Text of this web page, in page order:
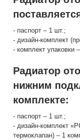
- паспорт – 1 шт.;
- дизайн-комплект
- комплект упаковки
Радиатор
нижним
комплекте:
- паспорт – 1 шт.;
- дизайн-комплект
термоклапан) – 1